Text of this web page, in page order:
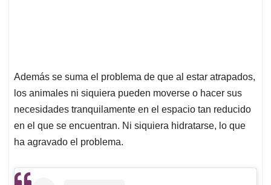
Además se suma el problema de que al estar atrapados,
los animales ni siquiera pueden moverse o hacer sus
necesidades tranquilamente en el espacio tan reducido
en el que se encuentran. Ni siquiera hidratarse, lo que
ha agravado el problema.